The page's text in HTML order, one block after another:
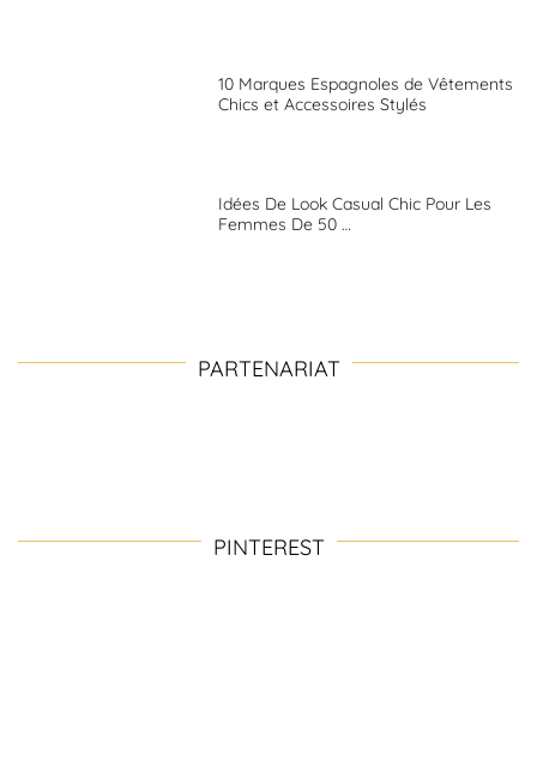
10 Marques Espagnoles de Vêtements
Chics et Accessoires Stylés
Idées De Look Casual Chic Pour Les
Femmes De 50 …
PARTENARIAT
PINTEREST